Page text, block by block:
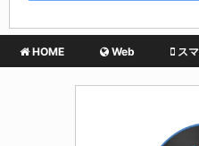
HOME Web ス